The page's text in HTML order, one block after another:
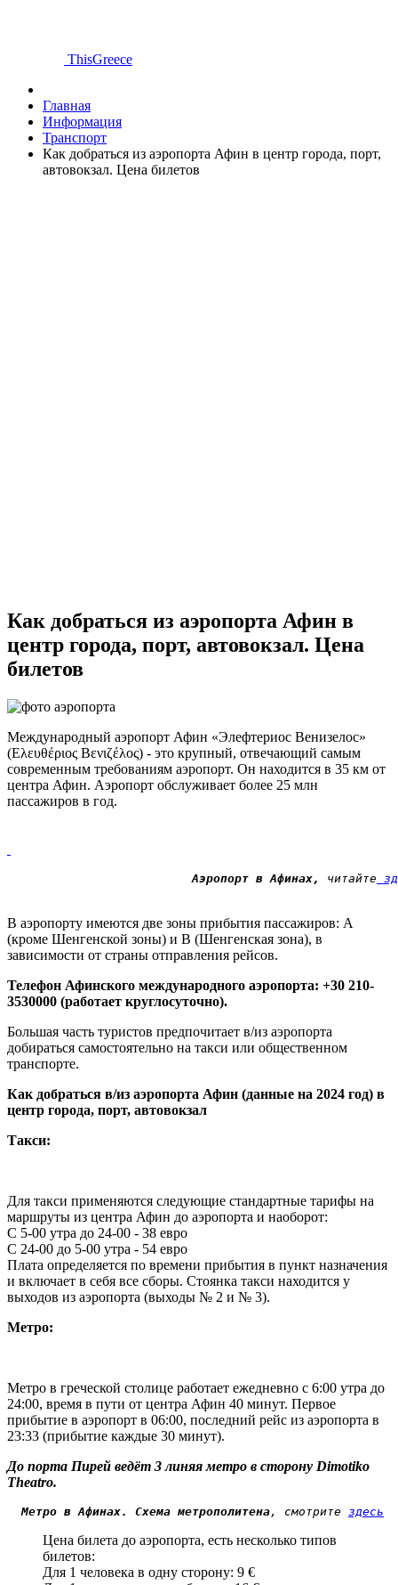
ThisGreece
Главная
Информация
Транспорт
Как добраться из аэропорта Афин в центр города, порт,
автовокзал. Цена билетов
Как добраться из аэропорта Афин в
центр города, порт, автовокзал. Цена
билетов
Международный аэропорт Афин «Элефтериос Венизелос»
(Ελευθέριος Βενιζέλος) - это крупный, отвечающий самым
современным требованиям аэропорт. Он находится в 35 км от
центра Афин. Аэропорт обслуживает более 25 млн
пассажиров в год.
Аэропорт в Афинах, читайте
В аэропорту имеются две зоны прибытия пассажиров: A
(кроме Шенгенской зоны) и B (Шенгенская зона), в
зависимости от страны отправления рейсов.
Телефон Афинского международного аэропорта: +30 210-
3530000 (работает круглосуточно).
Большая часть туристов предпочитает в/из аэропорта
добираться самостоятельно на такси или общественном
транспорте.
Как добраться в/из аэропорта Афин (данные на 2024 год) в
центр города, порт, автовокзал
Такси:
Для такси применяются следующие стандартные тарифы на
маршруты из центра Афин до аэропорта и наоборот:
С 5-00 утра до 24-00 - 38 евро
С 24-00 до 5-00 утра - 54 евро
Плата определяется по времени прибытия в пункт назначения
и включает в себя все сборы. Стоянка такси находится у
выходов из аэропорта (выходы № 2 и № 3).
Метро:
Метро в греческой столице работает ежедневно с 6:00 утра до
24:00, время в пути от центра Афин 40 минут. Первое
прибытие в аэропорт в 06:00, последний рейс из аэропорта в
23:33 (прибытие каждые 30 минут).
До порта Пирей ведёт 3 линяя метро в сторону Dimotiko
Theatro.
Метро в Афинах. Схема метрополитена, смотрите здесь
Цена билета до аэропорта, есть несколько типов
билетов:
Для 1 человека в одну сторону: 9 €